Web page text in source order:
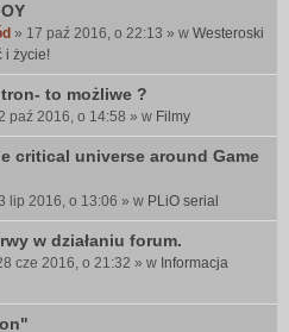
» 17 paź 2016, o 22:13 » w Westeroski
i życie!
to możliwe ?
paź 2016, o 14:58 » w Filmy
critical universe around Game
lip 2016, o 13:06 » w PLiO serial
w działaniu forum.
cze 2016, o 21:32 » w Informacja